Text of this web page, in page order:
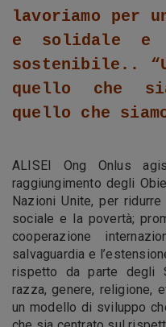
lavoriamo per
e solidale e
sostenibile..
quello che
quello che
ALISEI Ong Onlus
raggiungimento degli
Nazioni Unite, per
sociale e la povertà;
cooperazione
salvaguardia e
rispetto da parte degli
razza, genere, religione,
un modello di sviluppo